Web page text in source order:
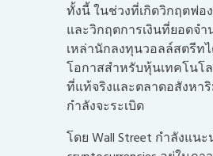
ทั้งนี้ ในช่วงที่เกิดวิกฤตฟ
และวิกฤตการเงินที่ยอดจ
เหล่านักลงทุนวอลล์สตรีท
โอกาสสำหรับหุ้นเทคโนโ
ที่แท้จริงและตลาดอสังหา
กำลังจะระเบิด
โดย Wall Street กำลังแนะ